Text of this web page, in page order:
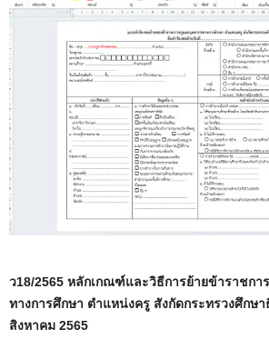
ว18/2565 หลักเกณฑ์และวิธีการย้ายข้าราชกา
ทางการศึกษา ตำแหน่งครู สังกัดกระทรวงศึกษ
สิงหาคม 2565